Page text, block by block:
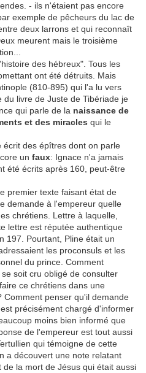
- ils n'étaient pas encore
exemple de pêcheurs du lac de
deux larrons et qui reconnaît
meurent mais le troisième
des hébreux". Tous les
ont été détruits. Mais
(810-895) qui l'a lu vers
livre de Juste de Tibériade je
qui parle de la naissance de
et des miracles qui le
écrit des épîtres dont on parle
un faux: Ignace n'a jamais
été écrits après 160, peut-être
premier texte faisant état de
demande à l'empereur quelle
chrétiens. Lettre à laquelle,
lettre est réputée authentique
197. Pourtant, Pline était un
les proconsuls et les
du prince. Comment
soit cru obligé de consulter
ce chrétiens dans une
Comment penser qu'il demande
précisément chargé d'informer
moins bien informé que
de l'empereur est tout aussi
qui témoigne de cette
a découvert une note relatant
la mort de Jésus qui était aussi